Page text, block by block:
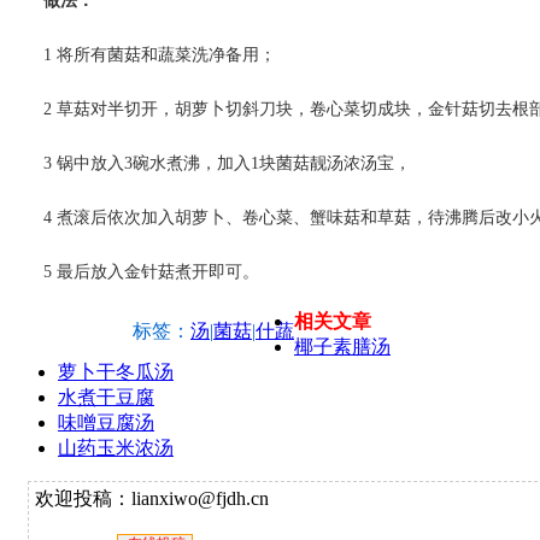
1 将所有菌菇和蔬菜洗净备用；
2 草菇对半切开，胡萝卜切斜刀块，卷心菜切成块，金针菇切去根
3 锅中放入3碗水煮沸，加入1块菌菇靓汤浓汤宝，
4 煮滚后依次加入胡萝卜、卷心菜、蟹味菇和草菇，待沸腾后改小
5 最后放入金针菇煮开即可。
标签： 汤|菌菇|什蔬相关文章
椰子素膳汤
萝卜干冬瓜汤
水煮干豆腐
味噌豆腐汤
山药玉米浓汤
欢迎投稿：lianxiwo@fjdh.cn